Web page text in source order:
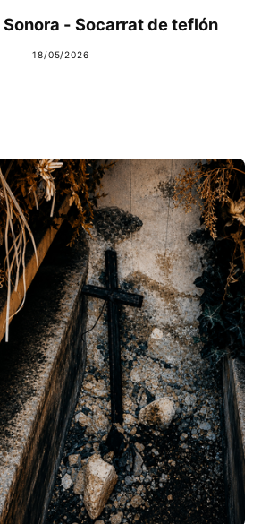
- Socarrat de teflón
18/05/2026